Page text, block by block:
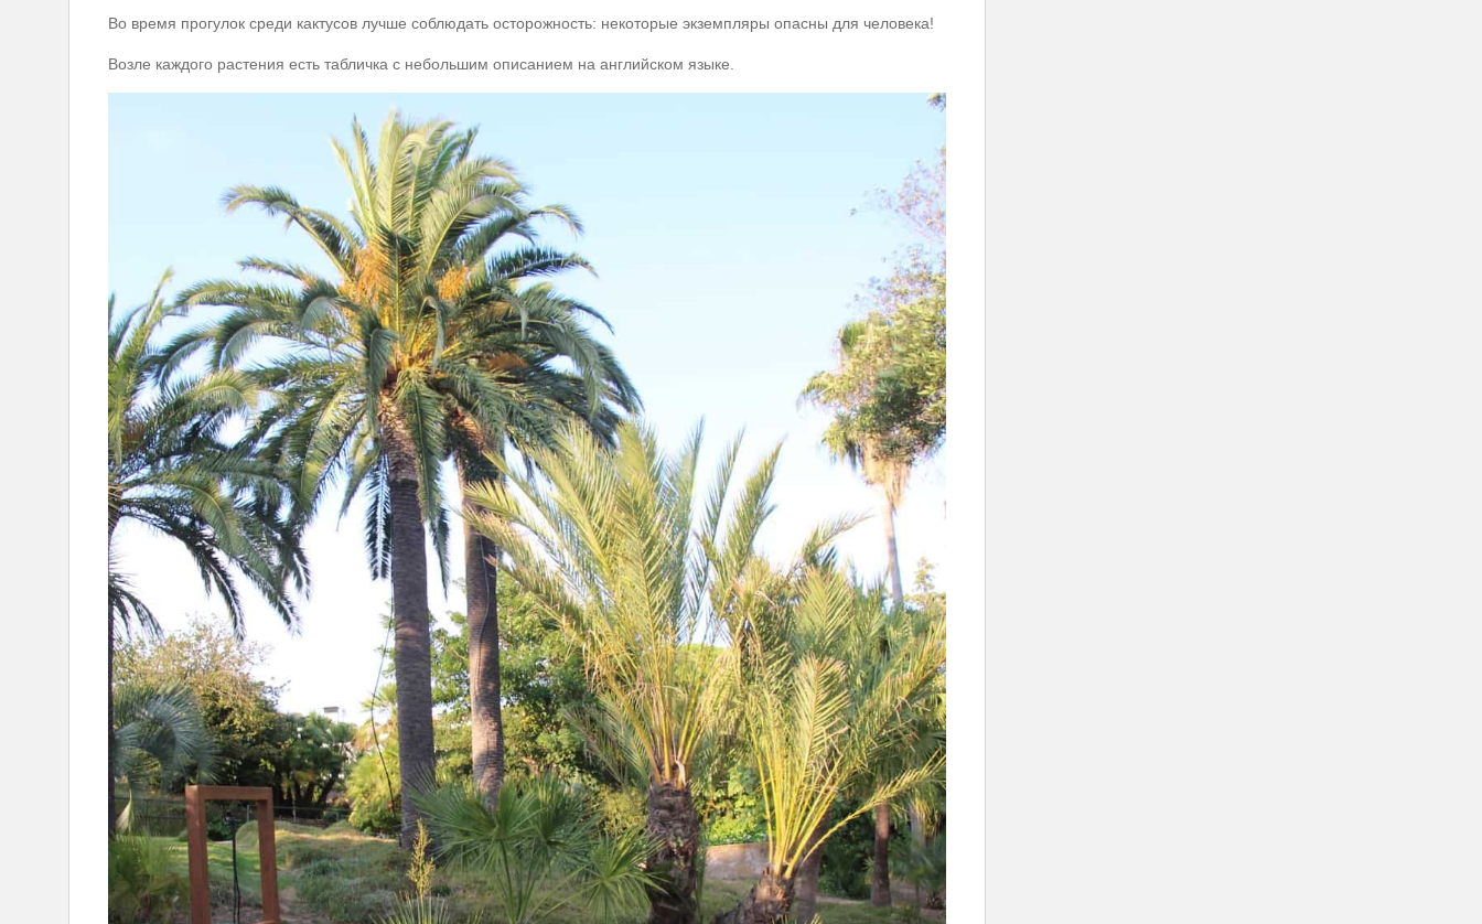
Во время прогулок среди кактусов лучше соблюдать осторожность: некоторые экземпляры опасны для человека!
Возле каждого растения есть табличка с небольшим описанием на английском языке.